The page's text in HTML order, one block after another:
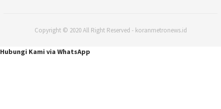
Copyright © 2020 All Right Reserved - koranmetronews.id
Hubungi Kami via WhatsApp